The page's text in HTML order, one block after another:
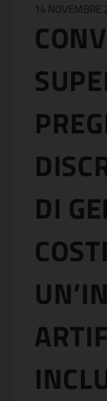
14 NOVEMBRE
DI